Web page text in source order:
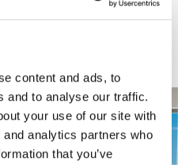
content and ads, to
and to analyse our traffic.
your use of our site with
analytics partners who
that you’ve
minut för kraftfull, grundlig
smuts tas bort i ett enda svep och